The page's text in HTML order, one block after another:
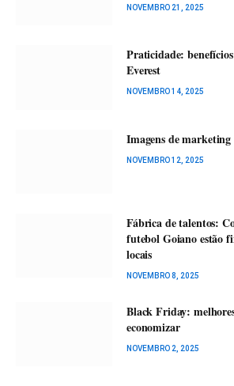
NOVEMBRO 21, 2025
Praticidade:
Everest
NOVEMBRO 14, 2025
Imagens de
NOVEMBRO 12, 2025
Fábrica de talentos:
futebol Goiano estão
locais
NOVEMBRO 8, 2025
Black Friday:
economizar
NOVEMBRO 2, 2025